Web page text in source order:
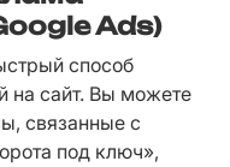
Ads)
способ
на сайт. Вы можете
связанные с
под ключ»,